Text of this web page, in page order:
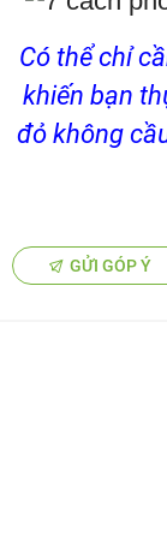
Có thể chỉ
khiến bạn
đỏ không
GỬI GÓP Ý